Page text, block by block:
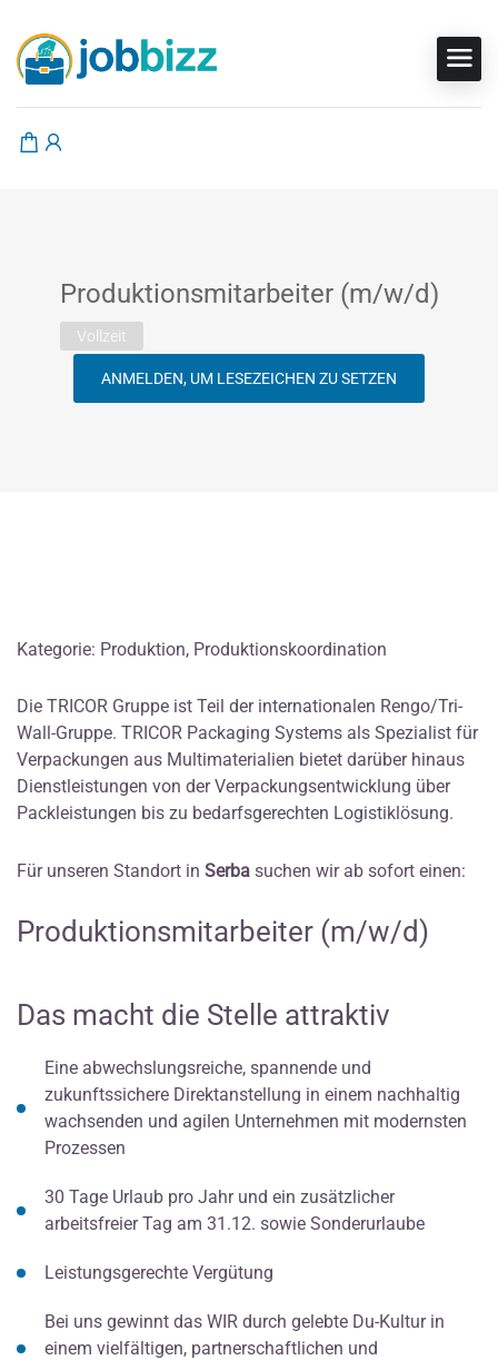
Produktionsmitarbeiter (m/w/d)
Vollzeit
ANMELDEN, UM LESEZEICHEN ZU SETZEN
Kategorie: Produktion, Produktionskoordination
Die TRICOR Gruppe ist Teil der internationalen Rengo/Tri-
Wall-Gruppe. TRICOR Packaging Systems als Spezialist für
Verpackungen aus Multimaterialien bietet darüber hinaus
Dienstleistungen von der Verpackungsentwicklung über
Packleistungen bis zu bedarfsgerechten Logistiklösung.
Für unseren Standort in Serba suchen wir ab sofort einen:
Produktionsmitarbeiter (m/w/d)
Das macht die Stelle attraktiv
Eine abwechslungsreiche, spannende und
zukunftssichere Direktanstellung in einem nachhaltig
wachsenden und agilen Unternehmen mit modernsten
Prozessen
30 Tage Urlaub pro Jahr und ein zusätzlicher
arbeitsfreier Tag am 31.12. sowie Sonderurlaube
Leistungsgerechte Vergütung
Bei uns gewinnt das WIR durch gelebte Du-Kultur in
einem vielfältigen, partnerschaftlichen und